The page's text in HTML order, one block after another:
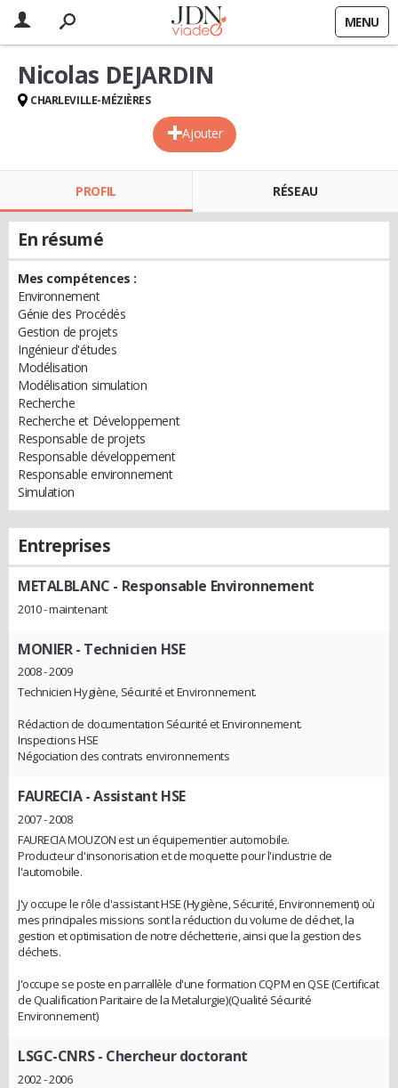
MENU
Ajouter
Nicolas DEJARDIN
CHARLEVILLE-MÉZIÈRES
PROFIL RÉSEAU
En résumé
Mes compétences :
Environnement
Génie des Procédés
Gestion de projets
Ingénieur d'études
Modélisation
Modélisation simulation
Recherche
Recherche et Développement
Responsable de projets
Responsable développement
Responsable environnement
Simulation
Entreprises
METALBLANC - Responsable Environnement
2010 - maintenant
MONIER- Technicien HSE
2008 - 2009
Technicien Hygiène, Sécurité et Environnement.
Rédaction de documentation Sécurité et Environnement.
Inspections HSE
Négociation des contrats environnements
FAURECIA- Assistant HSE
2007 - 2008
FAURECIA MOUZON est un équipementier automobile.
Producteur d'insonorisation et de moquette pour l'industrie de
l'automobile.
J'y occupe le rôle d'assistant HSE (Hygiène, Sécurité, Environnement) où
mes principales missions sont la réduction du volume de déchet, la
gestion et optimisation de notre déchetterie, ainsi que la gestion des
déchets.
J'occupe se poste en parrallèle d'une formation CQPM en QSE (Certificat
de Qualification Paritaire de la Metalurgie)(Qualité Sécurité
Environnement)
LSGC-CNRS- Chercheur doctorant
2002 - 2006